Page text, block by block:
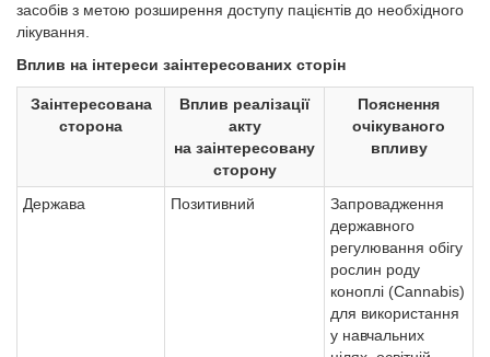
засобів з метою розширення доступу пацієнтів до необхідного
лікування.
Вплив на інтереси заінтересованих сторін
Заінтересована
сторона
Вплив реалізації
акту
на заінтересовану
сторону
Пояснення
очікуваного
впливу
Держава Позитивний
Запровадження
державного
регулювання обігу
рослин роду
коноплі (Cannabis)
для використання
у навчальних